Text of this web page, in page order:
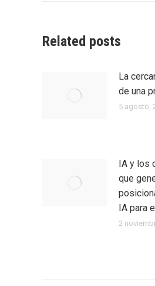
Related posts
La
de una
5 agosto,
IA y los
que
IA para
2